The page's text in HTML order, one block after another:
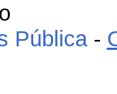
Pública-